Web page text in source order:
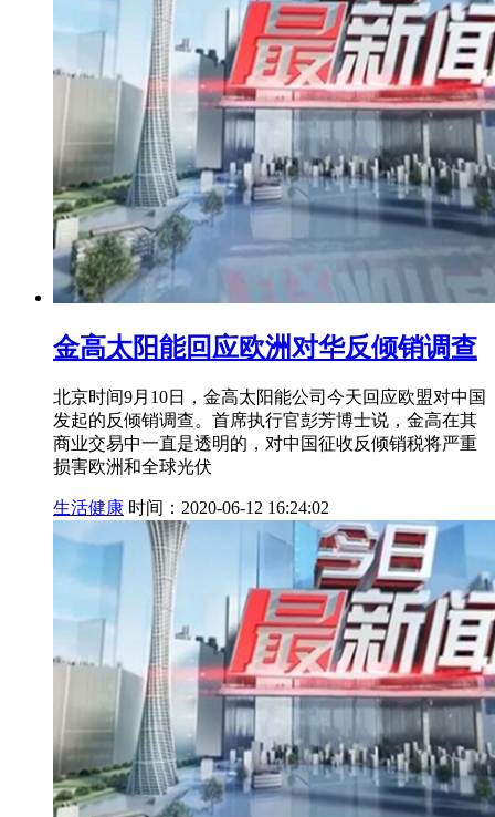
金高太阳能回应欧洲对华反倾销调查
北京时间9月10日，金高太阳能公司今天回应欧盟对中国
发起的反倾销调查。首席执行官彭芳博士说，金高在其
商业交易中一直是透明的，对中国征收反倾销税将严重
损害欧洲和全球光伏
生活健康 时间：2020-06-12 16:24:02